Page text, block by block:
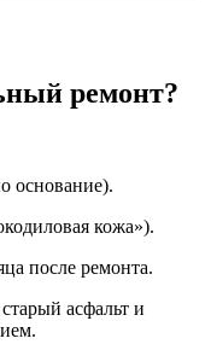
ремонт?
основание).
кожа»).
после ремонта.
асфальт и